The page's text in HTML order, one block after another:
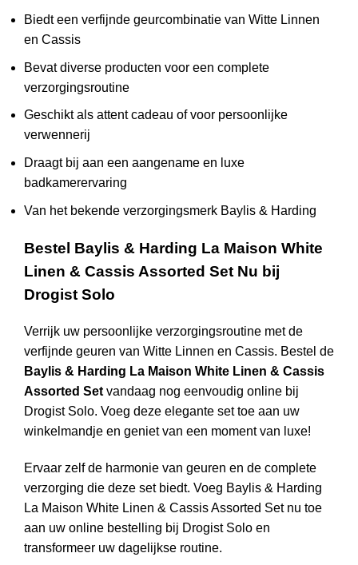
Biedt een verfijnde geurcombinatie van Witte Linnen
en Cassis
Bevat diverse producten voor een complete
verzorgingsroutine
Geschikt als attent cadeau of voor persoonlijke
verwennerij
Draagt bij aan een aangename en luxe
badkamerervaring
Van het bekende verzorgingsmerk Baylis & Harding
Bestel Baylis & Harding La Maison White
Linen & Cassis Assorted Set Nu bij
Drogist Solo
Verrijk uw persoonlijke verzorgingsroutine met de
verfijnde geuren van Witte Linnen en Cassis. Bestel de
Baylis & Harding La Maison White Linen & Cassis
Assorted Set vandaag nog eenvoudig online bij
Drogist Solo. Voeg deze elegante set toe aan uw
winkelmandje en geniet van een moment van luxe!
Ervaar zelf de harmonie van geuren en de complete
verzorging die deze set biedt. Voeg Baylis & Harding
La Maison White Linen & Cassis Assorted Set nu toe
aan uw online bestelling bij Drogist Solo en
transformeer uw dagelijkse routine.